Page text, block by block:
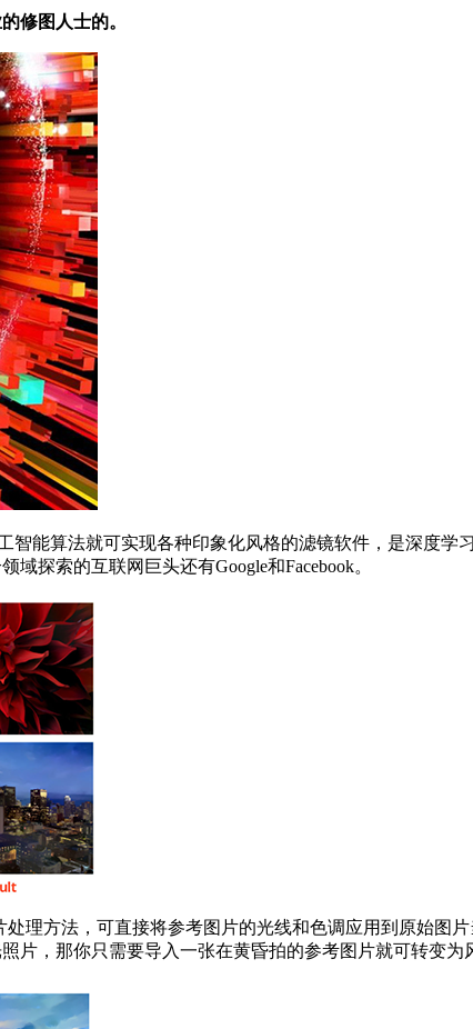
修图人士的。
能算法就可实现各种印象化风格的滤镜软件，是深度学
探索的互联网巨头还有Google和Facebook。
理方法，可直接将参考图片的光线和色调应用到原始图
片，那你只需要导入一张在黄昏拍的参考图片就可转变为